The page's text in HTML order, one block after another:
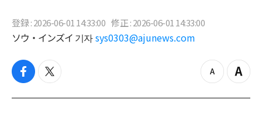
登録 : 2026-06-01 14:33:00 修正 : 2026-06-01 14:33:00
ソウ・インズイ 기자 sys0303@ajunews.com
f
c
t
i
z
o
Z
o